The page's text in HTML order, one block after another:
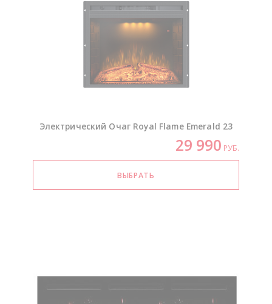
Электрический Очаг Royal Flame Emerald 23
29 990 РУБ.